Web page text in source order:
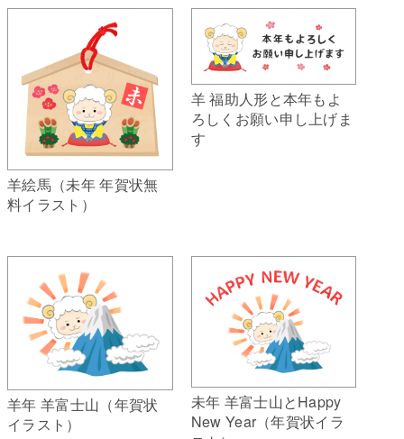
羊絵馬（未年 年賀状無
料イラスト）
羊 福助人形と本年もよ
ろしくお願い申し上げま
す
羊年 羊富士山（年賀状
イラスト）
未年 羊富士山とHappy
New Year（年賀状イラ